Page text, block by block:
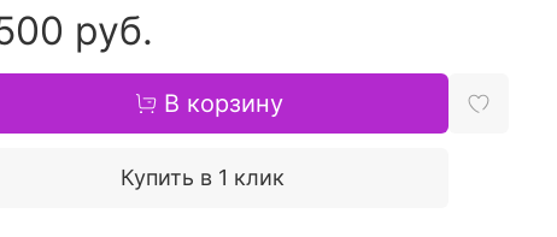
руб.
В корзину
Купить в 1 клик